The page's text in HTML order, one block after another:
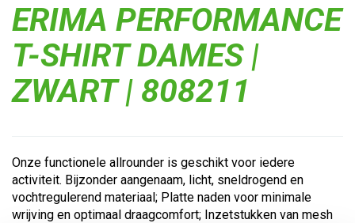
ERIMA PERFORMANCE
T-SHIRT DAMES |
ZWART | 808211
Onze functionele allrounder is geschikt voor iedere
activiteit. Bijzonder aangenaam, licht, sneldrogend en
vochtregulerend materiaal; Platte naden voor minimale
wrijving en optimaal draagcomfort; Inzetstukken van mesh